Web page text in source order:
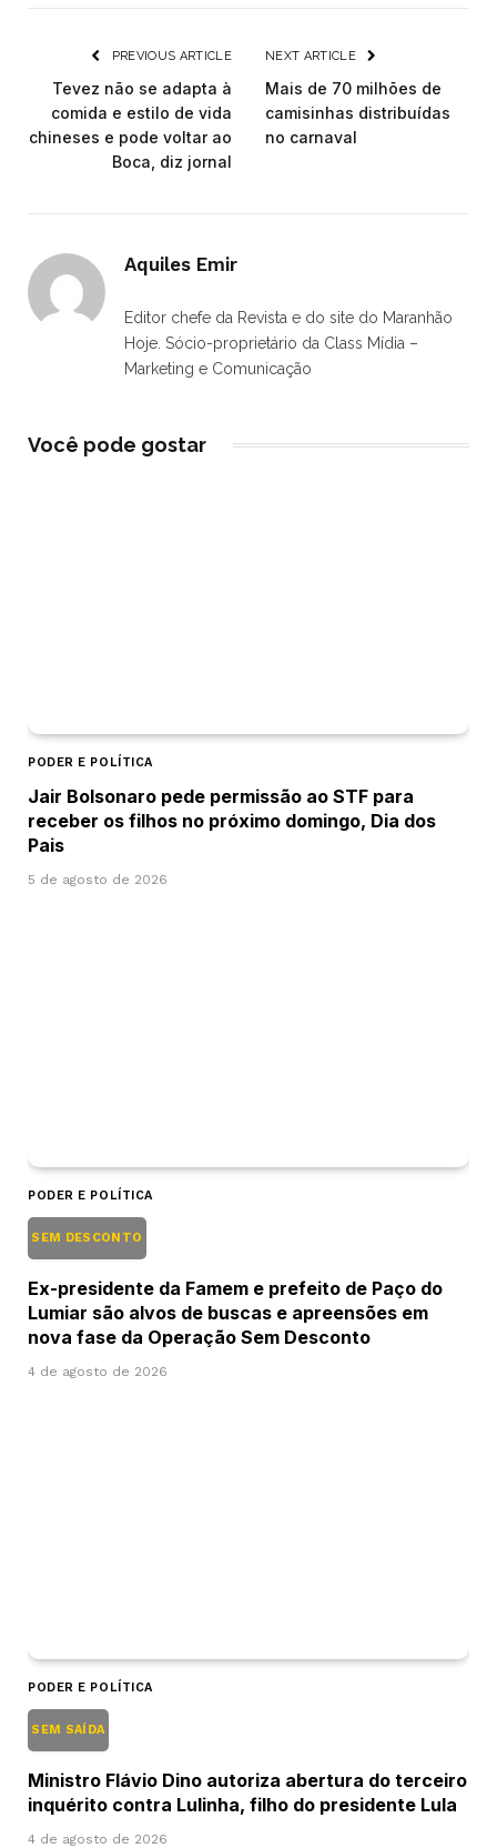
PREVIOUS ARTICLE
Tevez não se adapta à
comida e estilo de vida
chineses e pode voltar ao
Boca, diz jornal
NEXT ARTICLE
Mais de 70 milhões de
camisinhas distribuídas
no carnaval
Aquiles Emir
Editor chefe da Revista e do site do Maranhão
Hoje. Sócio-proprietário da Class Mídia –
Marketing e Comunicação
Você pode gostar
PODER E POLÍTICA
Jair Bolsonaro pede permissão ao STF para
receber os filhos no próximo domingo, Dia dos
Pais
5 de agosto de 2026
PODER E POLÍTICA
SEM DESCONTO
Ex-presidente da Famem e prefeito de Paço do
Lumiar são alvos de buscas e apreensões em
nova fase da Operação Sem Desconto
4 de agosto de 2026
PODER E POLÍTICA
SEM SAÍDA
Ministro Flávio Dino autoriza abertura do terceiro
inquérito contra Lulinha, filho do presidente Lula
4 de agosto de 2026